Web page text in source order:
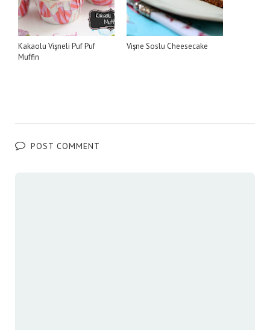
Kakaolu Vişneli Puf Puf
Muffin
Vişne Soslu Cheesecake
POST COMMENT